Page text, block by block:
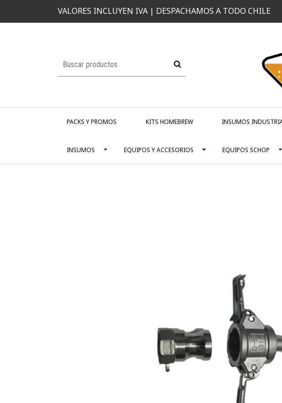
VALORES INCLUYEN IVA | DESPACHAMOS A TODO CHILE
PACKS Y PROMOS KITS HOMEBREW INSUMOS
INSUMOS EQUIPOS Y ACCESORIOS EQUIPOS SCHOP